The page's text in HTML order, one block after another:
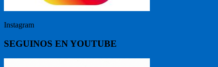
Instagram
SEGUINOS EN YOUTUBE